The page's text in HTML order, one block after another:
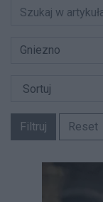
Gniezno
Filtruj Reset